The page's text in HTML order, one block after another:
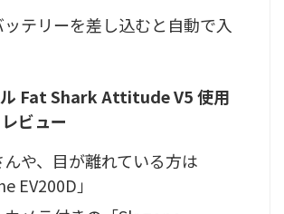
テリーを差し込むと自動で入
ル Fat Shark Attitude V5 使用
ビュー
や、目が離れている方は
EV200D」